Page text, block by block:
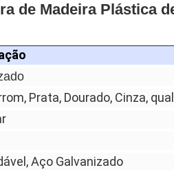
de Madeira Plástica
Prata, Dourado, Cinza,
Aço Galvanizado